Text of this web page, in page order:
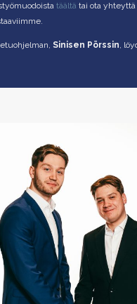
täältä tai ota yhteyttä
Sinisen Pörssin,